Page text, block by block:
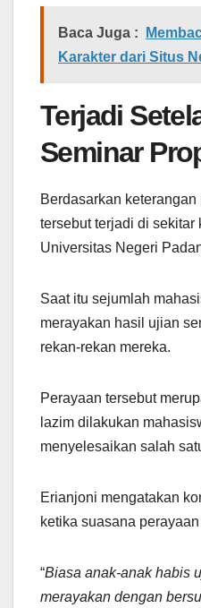
Baca Juga :
Karakter dari Situs
Terjadi
Seminar
Berdasarkan
tersebut terjadi di sekitar
Universitas Negeri
Saat itu sejumlah
merayakan hasil ujian
rekan-rekan mereka.
Perayaan tersebut
lazim dilakukan
menyelesaikan salah
Erianjoni mengatakan
ketika suasana
“Biasa anak-anak habis
merayakan dengan